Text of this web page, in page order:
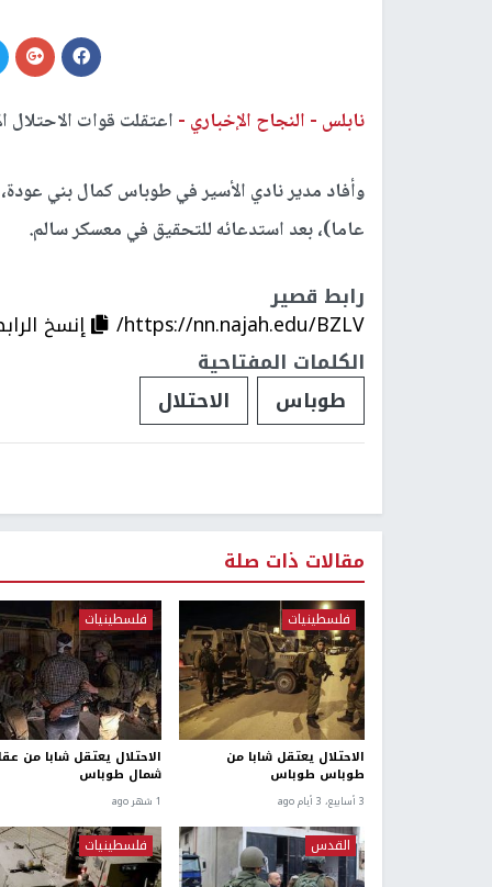
نابلس - النجاح الإخباري - اعتقلت قوات الاحتلال
عاما)، بعد استدعائه للتحقيق في معسكر سالم.
رابط قصير
https://nn.najah.edu/BZLV/
إنسخ
الكلمات المفتاحية
طوباس
الاحتلال
مقالات ذات صلة
فلسطينيات
الاحتلال يعتقل شابا من
طوباس طوباس
3 أسابيع، 3 أيام ago
فلسطينيات
الاحتلال يعتقل شابا من
شمال طوباس
1 شهر ago
القدس فلسطينيات